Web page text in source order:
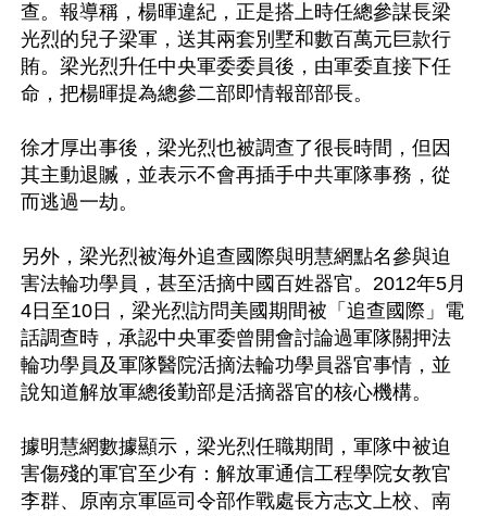
查。報導稱，楊暉違紀，正是搭上時任總參謀長梁
光烈的兒子梁軍，送其兩套別墅和數百萬元巨款行
賄。梁光烈升任中央軍委委員後，由軍委直接下任
命，把楊暉提為總參二部即情報部部長。
徐才厚出事後，梁光烈也被調查了很長時間，但因
其主動退贓，並表示不會再插手中共軍隊事務，從
而逃過一劫。
另外，梁光烈被海外追查國際與明慧網點名參與迫
害法輪功學員，甚至活摘中國百姓器官。2012年5月
4日至10日，梁光烈訪問美國期間被「追查國際」電
話調查時，承認中央軍委曾開會討論過軍隊關押法
輪功學員及軍隊醫院活摘法輪功學員器官事情，並
說知道解放軍總後勤部是活摘器官的核心機構。
據明慧網數據顯示，梁光烈任職期間，軍隊中被迫
害傷殘的軍官至少有：解放軍通信工程學院女教官
李群、原南京軍區司令部作戰處長方志文上校、南